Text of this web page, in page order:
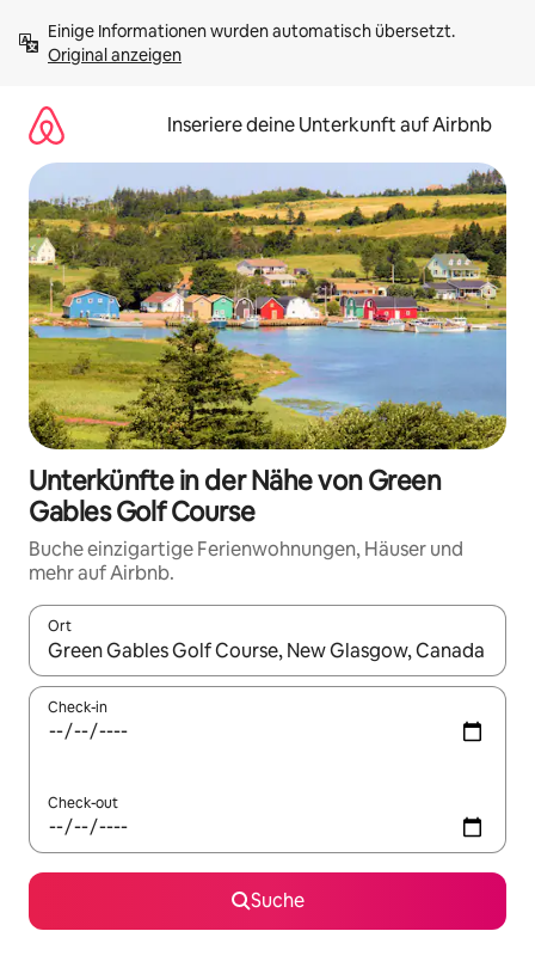
Inhalten
springenOriginal anzeigen
Inseriere deine Unterkunft auf Airbnb
Unterkünfte in der Nähe von Green
Gables Golf Course
Buche einzigartige Ferienwohnungen, Häuser und
mehr auf Airbnb.
Ort
Wenn Ergebnisse verfügbar sind, navigiere mit den
Check-in
Check-out
Suche